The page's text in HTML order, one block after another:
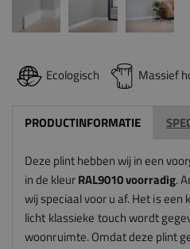
Ecologisch Massief
PRODUCTINFORMATIE
Deze plint hebben wij in een
in de kleurRAL9010 voorradig.
wij speciaal voor u af.Het is een
licht klassieke touch wordt
woonruimte.Omdat deze plint